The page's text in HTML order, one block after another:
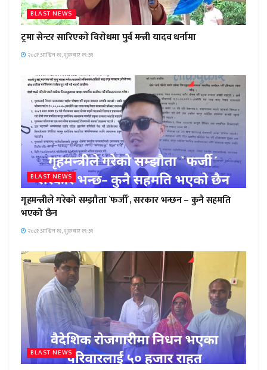
BLAST NEWS
ट्रमा सेन्टर सारिएकाे विराेधमा पुर्व मन्त्री यादव धर्नामा
२०८१ आश्विन ११, शुक्रबार १९:३९
BLAST NEWS
गृहमन्त्रीले गरेको सम्झौता `फर्जी´, सरकार भन्छन – कुनै सहमति
भएको छैन
२०८१ आश्विन ११, शुक्रबार १९:३९
BLAST NEWS